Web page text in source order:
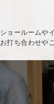
ショールームや
お打ち合わせや